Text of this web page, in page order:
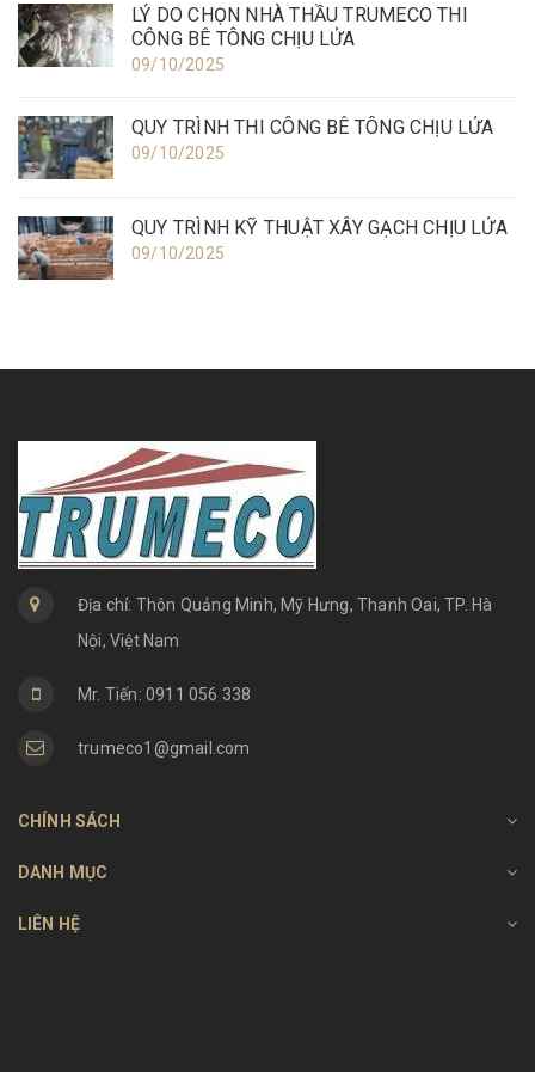
LÝ DO CHỌN NHÀ THẦU TRUMECO THI
CÔNG BÊ TÔNG CHỊU LỬA
09/10/2025
QUY TRÌNH THI CÔNG BÊ TÔNG CHỊU LỬA
09/10/2025
QUY TRÌNH KỸ THUẬT XÂY GẠCH CHỊU LỬA
09/10/2025
Địa chỉ: Thôn Quảng Minh, Mỹ Hưng, Thanh Oai, TP. Hà
Nội, Việt Nam
Mr. Tiến: 0911 056 338
trumeco1@gmail.com
CHÍNH SÁCH
DANH MỤC
LIÊN HỆ